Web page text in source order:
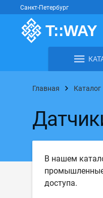
Санкт-Петербург
Главная Каталог
В нашем
промышленные
доступа.